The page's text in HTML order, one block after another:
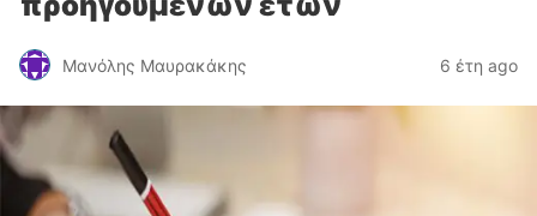
Μανόλης Μαυρακάκης 6 έτη ago